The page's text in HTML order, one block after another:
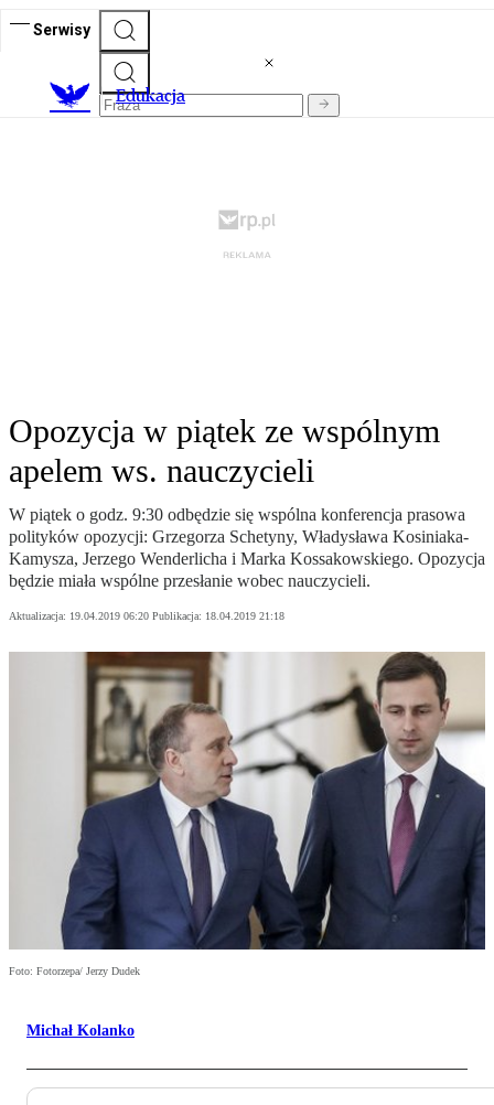
Serwisy
Edukacja
Opozycja w piątek ze wspólnym
apelem ws. nauczycieli
W piątek o godz. 9:30 odbędzie się wspólna konferencja prasowa
polityków opozycji: Grzegorza Schetyny, Władysława Kosiniaka-
Kamysza, Jerzego Wenderlicha i Marka Kossakowskiego. Opozycja
będzie miała wspólne przesłanie wobec nauczycieli.
Aktualizacja: 19.04.2019 06:20 Publikacja: 18.04.2019 21:18
Foto: Fotorzepa/ Jerzy Dudek
Michał Kolanko